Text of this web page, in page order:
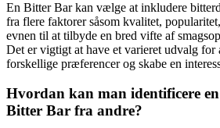
En Bitter Bar kan vælge at inkludere
fra flere faktorer såsom kvalitet,
evnen til at tilbyde en bred vifte af
Det er vigtigt at have et varieret udvalg for
forskellige præferencer og skabe en
Hvordan kan man identificere
Bitter Bar fra andre?